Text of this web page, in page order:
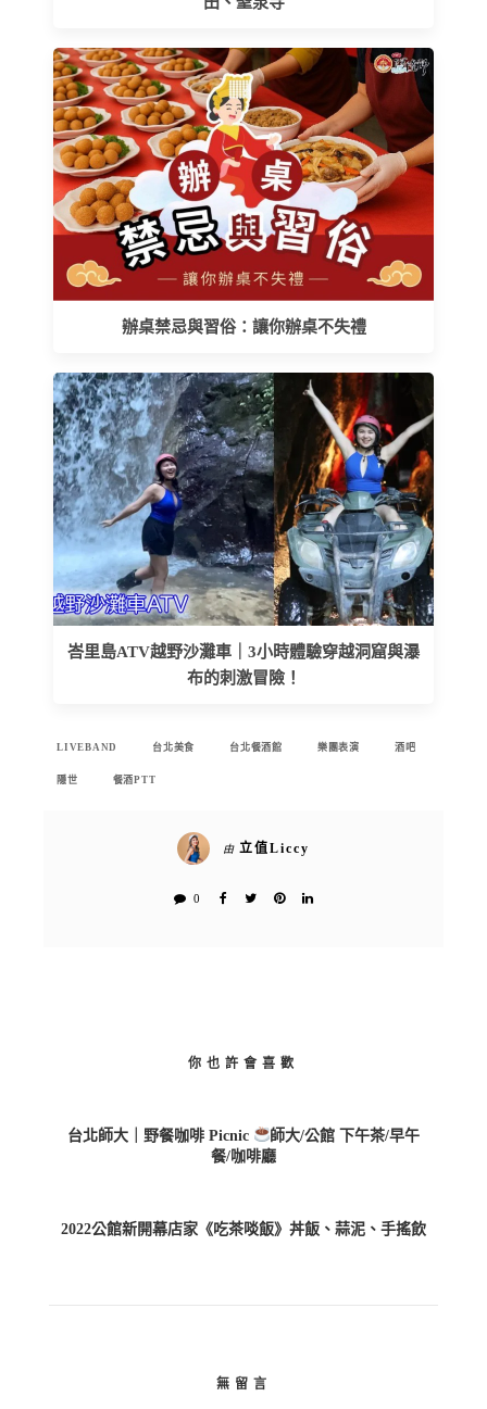
辦桌禁忌與習俗：讓你辦桌不失禮
峇里島ATV越野沙灘車｜3小時體驗穿越洞窟與瀑
布的刺激冒險！
LIVEBAND 台北美食 台北餐酒館 樂團表演 酒吧
隱世 餐酒PTT
由 立值Liccy
0
你也許會喜歡
台北師大｜野餐咖啡 Picnic
師大/公館 下午茶/早午
餐/咖啡廳
2022公館新開幕店家《吃茶啖飯》丼飯、蒜泥、手搖飲
無留言